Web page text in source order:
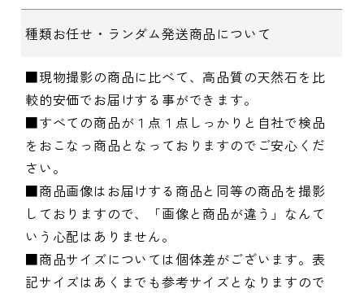
種類お任せ・ランダム発送商品について
■現物撮影の商品に比べて、高品質の天然石を比
較的安価でお届けする事ができます。
■すべての商品が１点１点しっかりと自社で検品
をおこなっ商品となっておりますのでご安心くだ
さい。
■商品画像はお届けする商品と同等の商品を撮影
しておりますので、「画像と商品が違う」なんて
いう心配はありません。
■商品サイズについては個体差がございます。表
記サイズはあくまでも参考サイズとなりますので